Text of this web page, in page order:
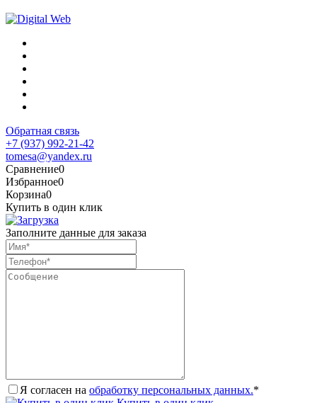
Обратная связь
+7 (937) 992-21-42
tomesa@yandex.ru
Сравнение0
Избранное0
Корзина0
Купить в один клик
Заполните данные для заказа
Я согласен на обработку персональных данных.*